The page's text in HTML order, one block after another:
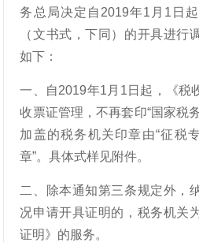
务总局决定自2019年1月1日
（文书式，下同）的开具进行
如下：
一、自2019年1月1日起，《税
收票证管理，不再套印“国家税
加盖的税务机关印章由“征税
章”。具体式样见附件。
二、除本通知第三条规定外，
况申请开具证明的，税务机关
证明》的服务。